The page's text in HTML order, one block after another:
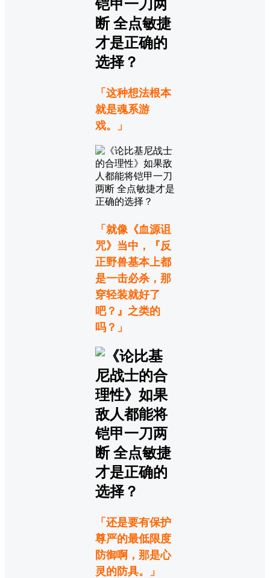
「这种想法根本
就是魂系游
戏。」
「就像《血源诅
咒》当中，『反
正野兽基本上都
是一击必杀，那
穿轻装就好了
吧？』之类的
吗？」
「还是要有保护
尊严的最低限度
防御啊，那是心
灵的防具。」